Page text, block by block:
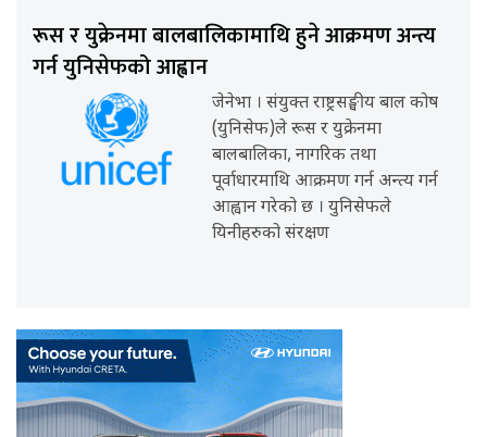
रूस र युक्रेनमा बालबालिकामाथि हुने आक्रमण अन्त्य
गर्न युनिसेफको आह्वान
जेनेभा । संयुक्त राष्ट्रसङ्घीय बाल कोष
(युनिसेफ)ले रूस र युक्रेनमा
बालबालिका, नागरिक तथा
पूर्वाधारमाथि आक्रमण गर्न अन्त्य गर्न
आह्वान गरेको छ । युनिसेफले
यिनीहरुको संरक्षण